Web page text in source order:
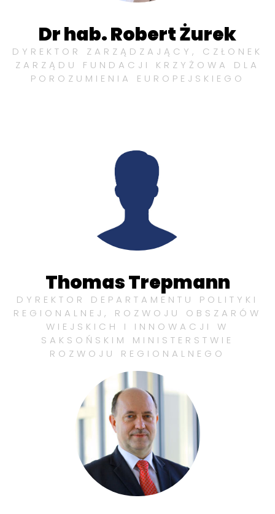
Dr hab. Robert Żurek
DYREKTOR ZARZĄDZAJĄCY, CZŁONEK
ZARZĄDU FUNDACJI KRZYŻOWA DLA
POROZUMIENIA EUROPEJSKIEGO
Thomas Trepmann
DYREKTOR DEPARTAMENTU POLITYKI
REGIONALNEJ, ROZWOJU OBSZARÓW
WIEJSKICH I INNOWACJI W
SAKSOŃSKIM MINISTERSTWIE
ROZWOJU REGIONALNEGO